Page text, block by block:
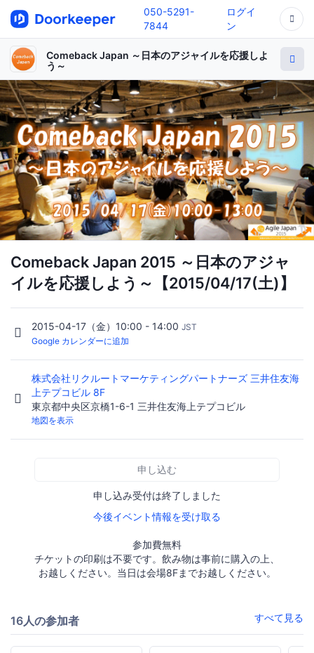
050-5291-
7844
ログイ
ン
Comeback Japan ～日本のアジャイルを応援しよ
う～
Comeback Japan 2015 ～日本のアジャ
イルを応援しよう～【2015/04/17(土)】
2015-04-17（金）10:00 - 14:00 JST
Google カレンダーに追加
株式会社リクルートマーケティングパートナーズ 三井住友海
上テプコビル 8F
東京都中央区京橋1-6-1 三井住友海上テプコビル
地図を表示
申し込む
申し込み受付は終了しました
今後イベント情報を受け取る
参加費無料
チケットの印刷は不要です。飲み物は事前に購入の上、
お越しください。当日は会場8Fまでお越しください。
16人の参加者 すべて見る